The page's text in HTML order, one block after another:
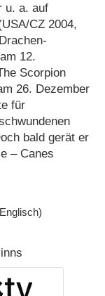
u. a. auf
​CZ 2004,
12.
Scorpion
26. Dezember
für
bald gerät er
– Canes